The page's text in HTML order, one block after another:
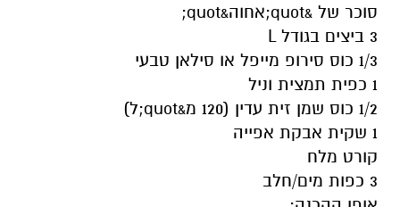
סוכר של &quot;אחוה&quot;
3 ביצים בגודל L
1/3 כוס סירופ מייפל או סילאן טבעי
1 כפית תמצית וניל
1/2 כוס שמן זית עדין (120 מ&quot;ל)
1 שקית אבקת אפייה
קורט מלח
3 כפות מים/חלב